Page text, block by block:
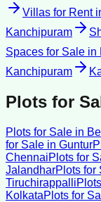
Villas for Rent
Kanchipuram
Spaces for Sale in
Kanchipuram
Plots for
Plots for Sale in
for Sale in Guntur
ChennaiPlots for
JalandharPlots for
Tiruchirappalli
KolkataPlots for